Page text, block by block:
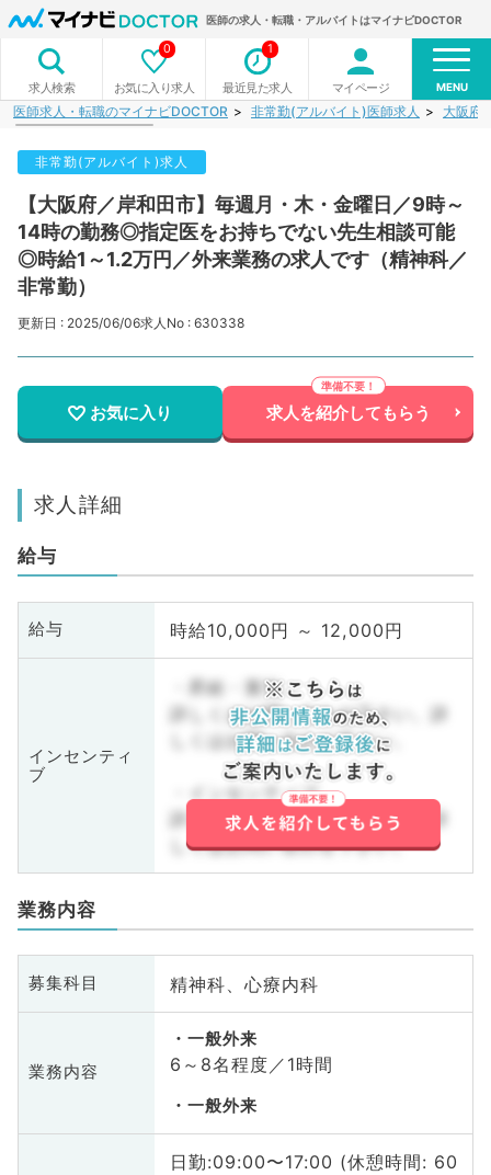
医師の求人・転職・アルバイトはマイナビDOCTOR
求人検索 お気に入り求人
0
最近見た求人
1
マイページ MENU
医師求人・転職のマイナビDOCTOR 非常勤(アルバイト)医師求人 大阪府
非常勤(アルバイト)求人
【大阪府／岸和田市】毎週月・木・金曜日／9時～
14時の勤務◎指定医をお持ちでない先生相談可能
◎時給1～1.2万円／外来業務の求人です（精神科／
非常勤）
更新日 : 2025/06/06求人No : 630338
お気に入り 求人を紹介してもらう
求人詳細
給与
給与 時給10,000円 ～ 12,000円
インセンティ
ブ
・昇給・賞与
詳しくはお問い合わせ下さい。詳
しくはお問い合わせ下さい。
・インセンティブ
詳しくはお問い合わせ下さい。詳
しくはお問い合わせ下さい。
業務内容
募集科目 精神科、心療内科
業務内容
一般外来
6～8名程度／1時間
一般外来
日勤:09:00〜17:00 (休憩時間: 60